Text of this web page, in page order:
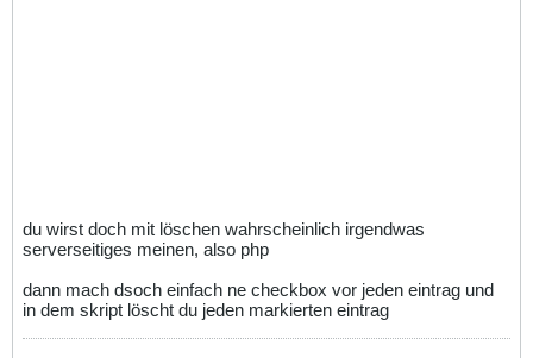
du wirst doch mit löschen wahrscheinlich irgendwas
serverseitiges meinen, also php
dann mach dsoch einfach ne checkbox vor jeden eintrag und
in dem skript löscht du jeden markierten eintrag